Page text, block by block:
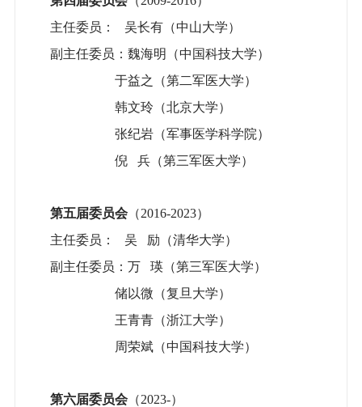
主任委员： 吴长有（中山大学）
副主任委员：魏海明（中国科技大学）
于益之（第二军医大学）
韩文玲（北京大学）
张纪岩（军事医学科学院）
倪 兵（第三军医大学）
第五届委员会（2016-2023）
主任委员： 吴 励（清华大学）
副主任委员：万 瑛（第三军医大学）
储以微（复旦大学）
王青青（浙江大学）
周荣斌（中国科技大学）
第六届委员会（2023-）